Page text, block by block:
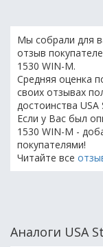
Мы собрали для
отзыв
1530 WIN-M.
Средняя оценка
своих отзывах
достоинства USA
Если у Вас был
1530 WIN-M -
покупателями!
Читайте все
Аналоги USA